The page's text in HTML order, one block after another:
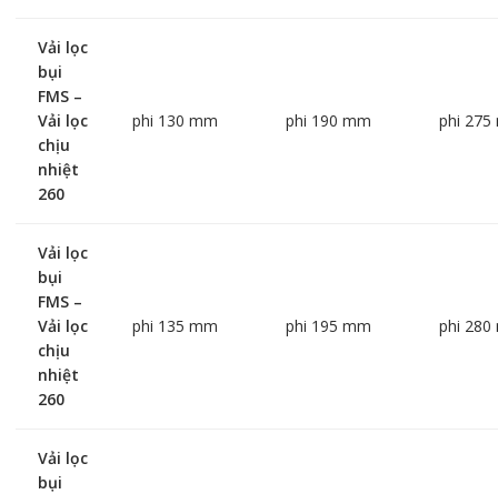
Vải lọc
bụi
FMS –
Vải lọc
chịu
nhiệt
260
phi 130 mm phi 190 mm phi 275
Vải lọc
bụi
FMS –
Vải lọc
chịu
nhiệt
260
phi 135 mm phi 195 mm phi 280
Vải lọc
bụi